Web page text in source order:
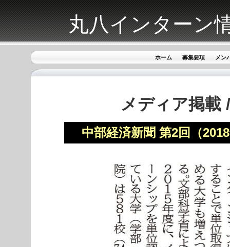
丸八インターン
ホーム 募集要項 メン
メディア掲載
中部経済新聞 第2回（